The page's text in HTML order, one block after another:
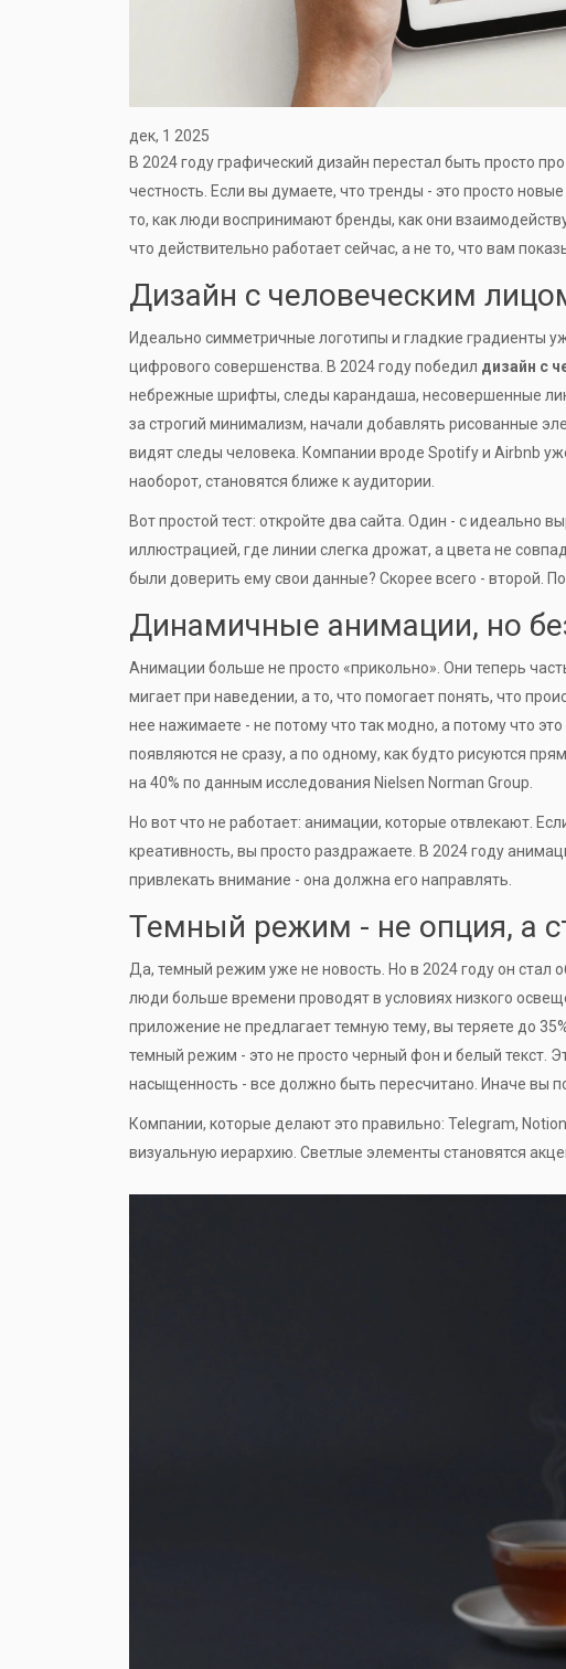
дек, 1 2025
В 2024 году графический дизайн перестал быть просто
честность. Если вы думаете, что тренды - это просто
то, как люди воспринимают бренды, как они
что действительно работает сейчас, а не то, что вам
Дизайн с человеческим
Идеально симметричные логотипы и гладкие градиенты
цифрового совершенства. В 2024 году победил дизайн с
небрежные шрифты, следы карандаша, несовершенные
за строгий минимализм, начали добавлять рисованные
видят следы человека. Компании вроде Spotify и Airbnb
наоборот, становятся ближе к аудитории.
Вот простой тест: откройте два сайта. Один - с идеально
иллюстрацией, где линии слегка дрожат, а цвета не
были доверить ему свои данные? Скорее всего - второй.
Динамичные анимации, но
Анимации больше не просто «прикольно». Они теперь
мигает при наведении, а то, что помогает понять, что
нее нажимаете - не потому что так модно, а потому что
появляются не сразу, а по одному, как будто рисуются
на 40% по данным исследования Nielsen Norman Group.
Но вот что не работает: анимации, которые отвлекают.
креативность, вы просто раздражаете. В 2024 году
привлекать внимание - она должна его направлять.
Темный режим - не опция, а
Да, темный режим уже не новость. Но в 2024 году он стал
люди больше времени проводят в условиях низкого
приложение не предлагает темную тему, вы теряете до
темный режим - это не просто черный фон и белый текст.
насыщенность - все должно быть пересчитано. Иначе вы
Компании, которые делают это правильно: Telegram,
визуальную иерархию. Светлые элементы становятся